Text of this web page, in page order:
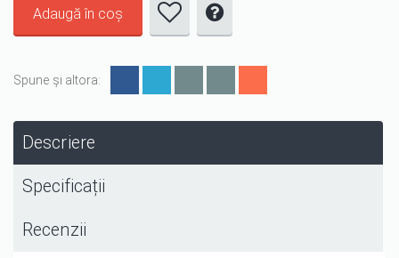
Spune și altora:
Descriere
Specificații
Recenzii